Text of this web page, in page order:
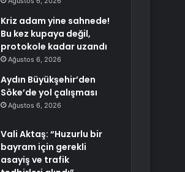
Kriz adam yine sahnede!
Bu kez kupaya değil,
protokole kadar uzandı
Ağustos 6, 2026
Aydın Büyükşehir’den
Söke’de yol çalışması
Ağustos 6, 2026
Vali Aktaş: “Huzurlu bir
bayram için gerekli
asayiş ve trafik